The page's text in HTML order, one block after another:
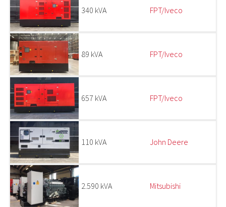
340 kVA FPT/Iveco
89 kVA FPT/Iveco
657 kVA FPT/Iveco
110 kVA John Deere
2.590 kVA Mitsubishi